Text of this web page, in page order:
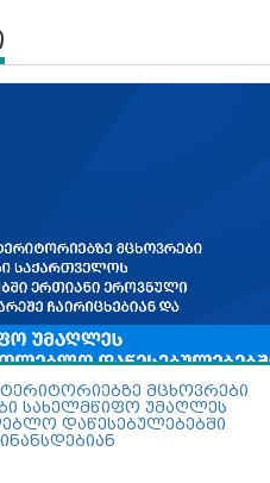
მცხოვრები
სახელმწიფო უმაღლეს
დაწესებულებებში